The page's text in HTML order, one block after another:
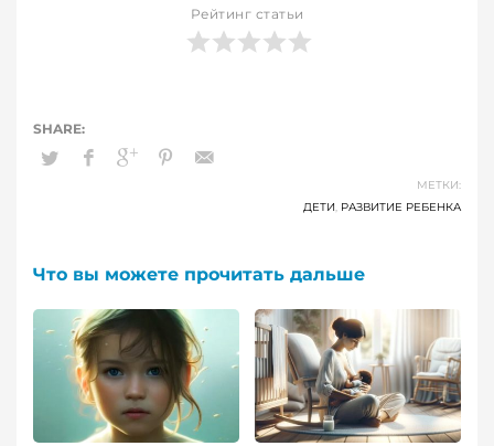
Рейтинг статьи
МЕТКИ:
ДЕТИ, РАЗВИТИЕ РЕБЕНКА
Что вы можете прочитать дальше